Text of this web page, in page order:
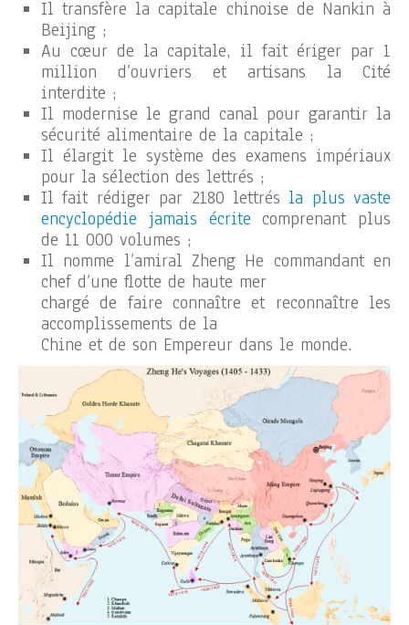
Il transfère la capitale chinoise de Nankin à
Beijing ;
Au cœur de la capitale, il fait ériger par 1
million d’ouvriers et artisans la Cité
interdite ;
Il modernise le grand canal pour garantir la
sécurité alimentaire de la capitale ;
Il élargit le système des examens impériaux
pour la sélection des lettrés ;
Il fait rédiger par 2180 lettrés la plus vaste
encyclopédie jamais écrite comprenant plus
de 11 000 volumes ;
Il nomme l’amiral Zheng He commandant en
chef d’une flotte de haute mer
chargé de faire connaître et reconnaître les
accomplissements de la
Chine et de son Empereur dans le monde.